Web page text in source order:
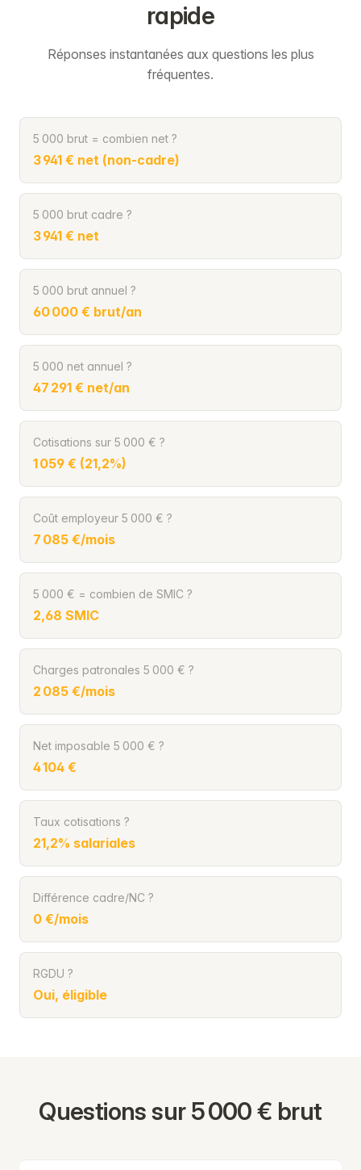
rapide
Réponses instantanées aux questions les plus
fréquentes.
5 000 brut = combien net ?
3 941 € net (non-cadre)
5 000 brut cadre ?
3 941 € net
5 000 brut annuel ?
60 000 € brut/an
5 000 net annuel ?
47 291 € net/an
Cotisations sur 5 000 € ?
1 059 € (21,2%)
Coût employeur 5 000 € ?
7 085 €/mois
5 000 € = combien de SMIC ?
2,68 SMIC
Charges patronales 5 000 € ?
2 085 €/mois
Net imposable 5 000 € ?
4 104 €
Taux cotisations ?
21,2% salariales
Différence cadre/NC ?
0 €/mois
RGDU ?
Oui, éligible
Questions sur 5 000 € brut